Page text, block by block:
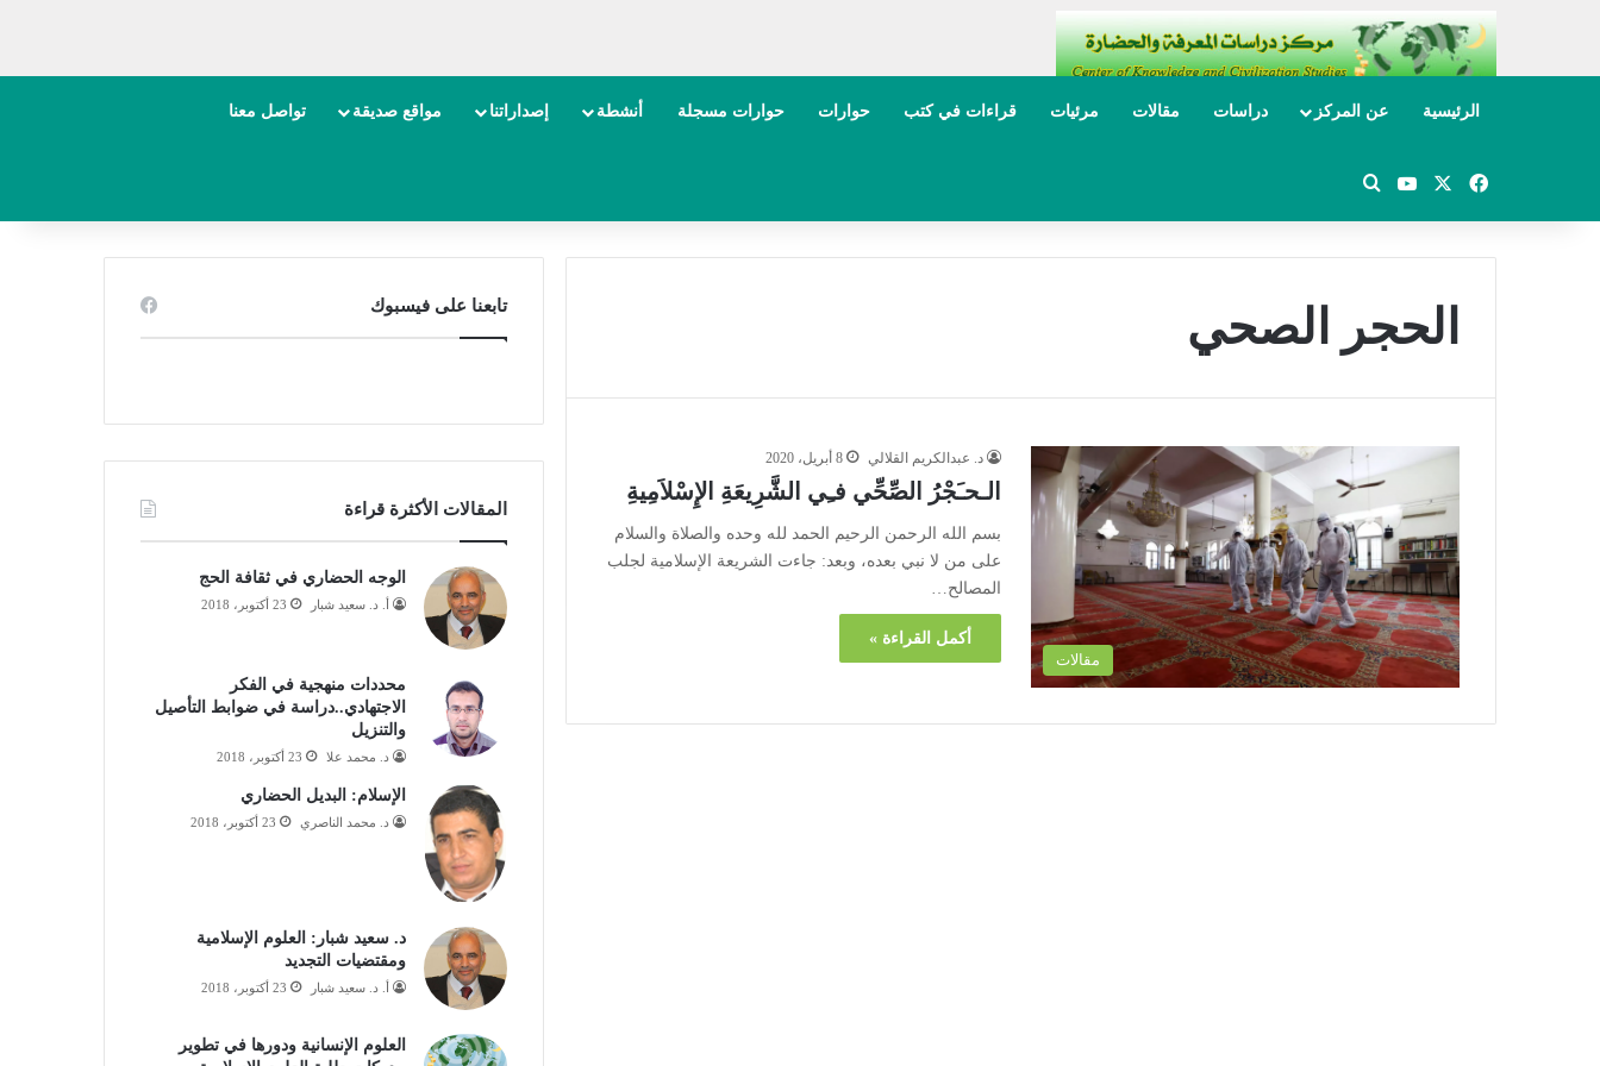
الرئيسية عن المركز دراسات مقالات مرئيات قراءات في كتب حوارات حوارات مسجلة أنشطة إصداراتنا مواقع صديقة تواصل معنا
فيسبوك ‫YouTube
الحجر الصحي
مقالات
د. عبدالكريم القلالي 8 أبريل، 2020
الـحـَجْرُ الصِّحِّي فـِي الشَّرِيعَةِ الإِسْلاَمِيةِ
بسم الله الرحمن الرحيم الحمد لله وحده والصلاة والسلام
على من لا نبي بعده، وبعد: جاءت الشريعة الإسلامية لجلب
المصالح…
أكمل القراءة »
تابعنا على فيسبوك
المقالات الأكثرة قراءة
الوجه الحضاري في ثقافة الحج
أ. د. سعيد شبار 23 أكتوبر، 2018
محددات منهجية في الفكر
الاجتهادي..دراسة في ضوابط التأصيل
والتنزيل
د. محمد علا 23 أكتوبر، 2018
الإسلام: البديل الحضاري
د. محمد الناصري 23 أكتوبر، 2018
د. سعيد شبار: العلوم الإسلامية
ومقتضيات التجديد
أ. د. سعيد شبار 23 أكتوبر، 2018
العلوم الإنسانية ودورها في تطوير